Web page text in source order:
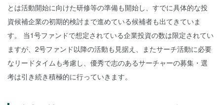
とは活動開始に向けた研修等の準備も開始し、すでに具体的な投
資候補企業の初期的検討まで進めている候補者も出てきていま
す。 当1号ファンドで想定されている企業投資の数は限定されてい
ますが、2号ファンド以降の活動も見据え、またサーチ活動に必要
なリードタイムも考慮し、優秀で志のあるサーチャーの募集・選
考は引き続き積極的に行っていきます。